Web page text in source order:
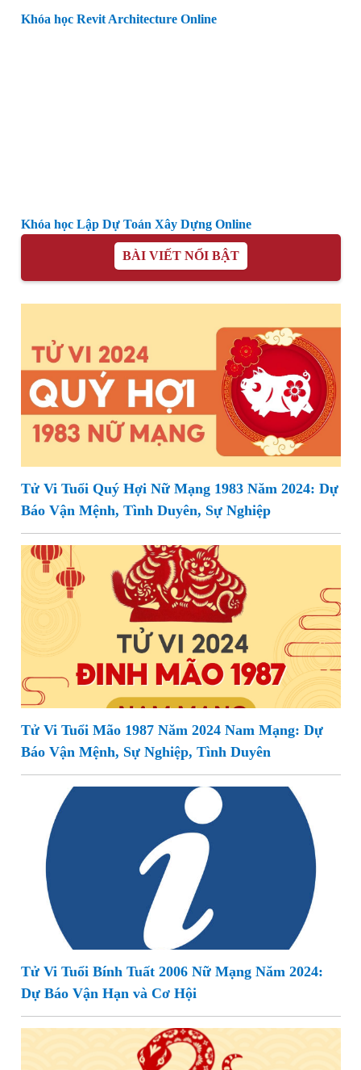
Khóa học Revit Architecture Online
Khóa học Lập Dự Toán Xây Dựng Online
BÀI VIẾT NỔI BẬT
Tử Vi Tuổi Quý Hợi Nữ Mạng 1983 Năm 2024: Dự
Báo Vận Mệnh, Tình Duyên, Sự Nghiệp
Tử Vi Tuổi Mão 1987 Năm 2024 Nam Mạng: Dự
Báo Vận Mệnh, Sự Nghiệp, Tình Duyên
Tử Vi Tuổi Bính Tuất 2006 Nữ Mạng Năm 2024:
Dự Báo Vận Hạn và Cơ Hội